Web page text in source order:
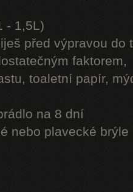
- 1,5L)
před výpravou do
faktorem,
toaletní papír,
na 8 dní
nebo plavecké brýle